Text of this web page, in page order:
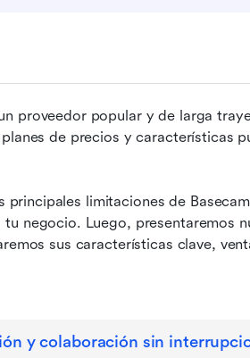
proveedor popular y de larga
de precios y características
principales limitaciones de
negocio. Luego, presentaremos
sus características clave,
y colaboración sin